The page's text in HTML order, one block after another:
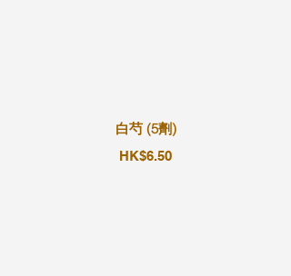
白芍 (5劑)
HK$6.50